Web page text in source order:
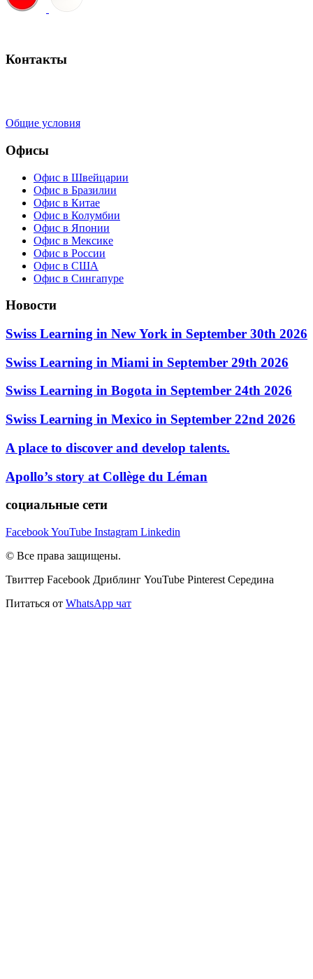
Контакты
Общие условия
Офисы
Офис в Швейцарии
Офис в Бразилии
Офис в Китае
Офис в Колумбии
Офис в Японии
Офис в Мексике
Офис в России
Офис в США
Офис в Сингапуре
Новости
Swiss Learning in New York in September 30th 2026
Swiss Learning in Miami in September 29th 2026
Swiss Learning in Bogota in September 24th 2026
Swiss Learning in Mexico in September 22nd 2026
A place to discover and develop talents.
Apollo’s story at Collège du Léman
социальные сети
FacebookYouTube Instagram Linkedin
© Все права защищены.
Твиттер Facebook Дриблинг YouTube Pinterest Середина
Питаться от WhatsApp чат